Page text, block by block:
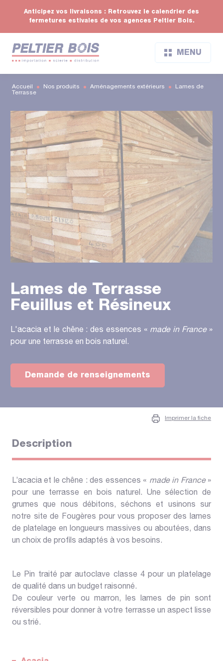
Anticipez vos livraisons : Retrouvez le calendrier des
fermetures estivales de vos agences Peltier Bois.
MENU
Accueil Nos produits Aménagements extérieurs
Lames de
Terrasse
Lames de Terrasse
Feuillus et Résineux
L'acacia et le chêne : des essences « made in France»
pour une terrasse en bois naturel.
Demande de renseignements
Imprimer la fiche
Description
L’acacia et le chêne : des essences « made in France»
pour une terrasse en bois naturel. Une sélection de
grumes que nous débitons, séchons et usinons sur
notre site de Fougères pour vous proposer des lames
de platelage en longueurs massives ou aboutées, dans
un choix de profils adaptés à vos besoins.
Le Pin traité par autoclave classe 4 pour un platelage
de qualité dans un budget raisonné.
De couleur verte ou marron, les lames de pin sont
réversibles pour donner à votre terrasse un aspect lisse
ou strié.